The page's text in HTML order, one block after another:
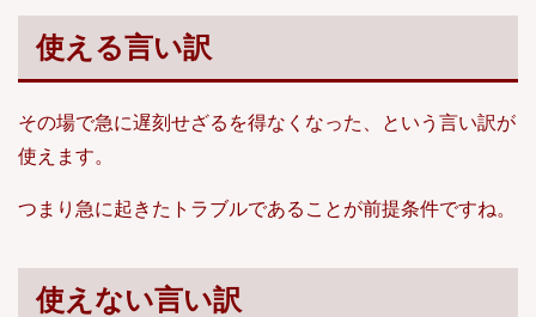
使える言い訳
その場で急に遅刻せざるを得なくなった、という言い訳が
使えます。
つまり急に起きたトラブルであることが前提条件ですね。
使えない言い訳